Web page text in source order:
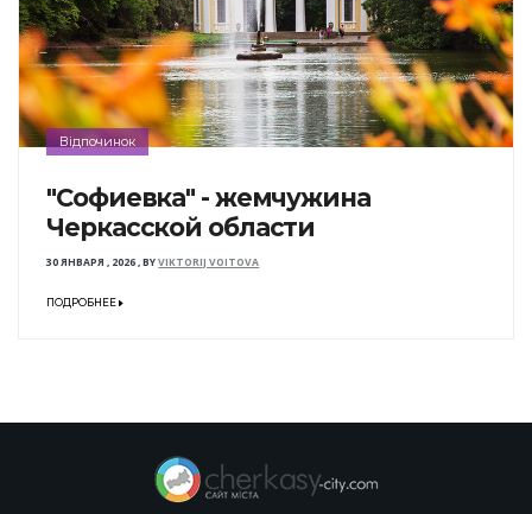
Відпочинок
"Софиевка" - жемчужина
Черкасской области
30 ЯНВАРЯ , 2026,BYVIKTORIJ VOITOVA
ПОДРОБНЕЕ